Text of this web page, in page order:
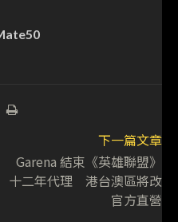
下一篇文章
Garena 結束《英雄聯盟》
十二年代理 港台澳區將改
官方直營